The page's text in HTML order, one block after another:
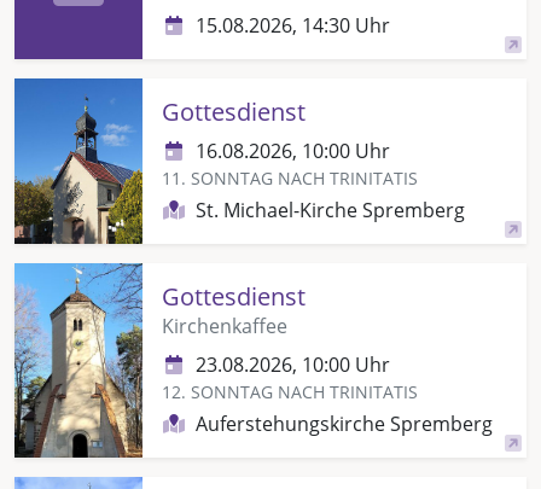
15.08.2026, 14:30 Uhr
Gottesdienst
16.08.2026, 10:00 Uhr
11. SONNTAG NACH TRINITATIS
St. Michael-Kirche Spremberg
Gottesdienst
Kirchenkaffee
23.08.2026, 10:00 Uhr
12. SONNTAG NACH TRINITATIS
Auferstehungskirche Spremberg